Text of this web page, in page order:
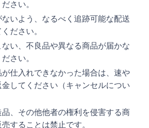
さい。
いよう、なるべく追跡可能な配送
ださい。
い、不良品や異なる商品が届かな
さい。
仕入れできなかった場合は、速や
してください（キャンセルについ
、その他他者の権利を侵害する商
することは禁止です。